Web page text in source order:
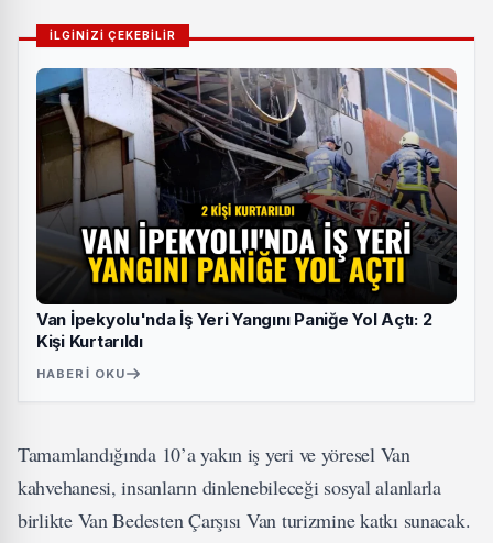
İLGİNİZİ ÇEKEBİLİR
Van İpekyolu'nda İş Yeri Yangını Paniğe Yol Açtı: 2
Kişi Kurtarıldı
HABERI OKU
Tamamlandığında 10’a yakın iş yeri ve yöresel Van
kahvehanesi, insanların dinlenebileceği sosyal alanlarla
birlikte Van Bedesten Çarşısı Van turizmine katkı sunacak.